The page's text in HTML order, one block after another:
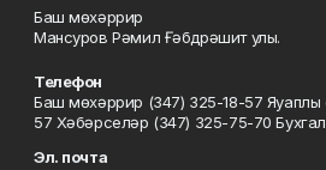
Баш мөхәррир
Мансуров Рәмил Ғәбдрәшит улы.
Телефон
Баш мөхәррир (347) 325-18-57 Яуаплы
57 Хәбәрселәр (347) 325-75-70
Эл. почта